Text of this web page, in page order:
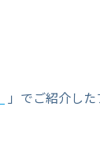
」でご紹介し